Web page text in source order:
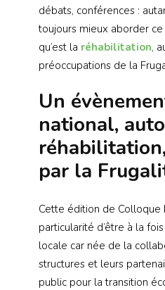
débats, conférences :
toujours mieux aborder
qu’est la réhabilitation,
préoccupations de la
Un
national,
par la
Cette édition de Colloque
particularité d’être à la
locale car née de la
structures et leurs
public pour la transition